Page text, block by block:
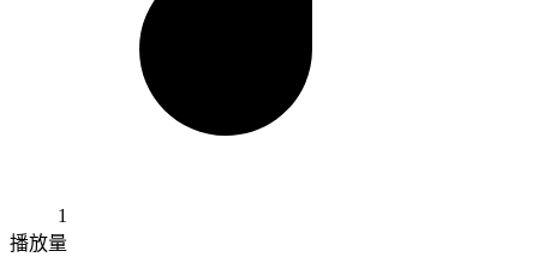
1
播放量